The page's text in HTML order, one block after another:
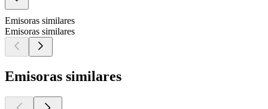
Emisoras similares
Emisoras similares
Emisoras similares